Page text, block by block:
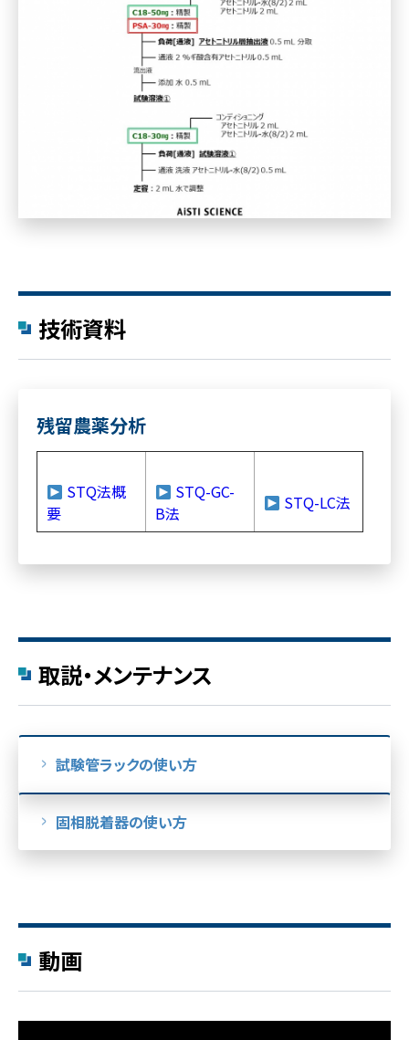
技術資料
残留農薬分析
STQ法概
要
STQ-GC-
B法
STQ-LC法
取説・メンテナンス
試験管ラックの使い方
固相脱着器の使い方
動画